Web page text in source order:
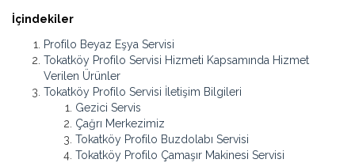
İçindekiler
Profilo Beyaz Eşya Servisi
Tokatköy Profilo Servisi Hizmeti Kapsamında Hizmet
Verilen Ürünler
Tokatköy Profilo Servisi İletişim Bilgileri
Gezici Servis
Çağrı Merkezimiz
Tokatköy Profilo Buzdolabı Servisi
Tokatköy Profilo Çamaşır Makinesi Servisi